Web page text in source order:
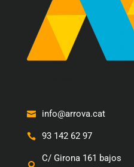
info@arrova.cat
93 142 62 97
C/ Girona 161 bajos